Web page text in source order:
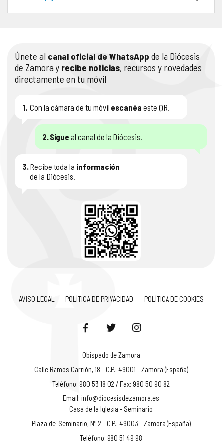
Únete al canal oficial de WhatsApp de la Diócesis
de Zamora y recibe noticias, recursos y novedades
directamente en tu móvil
1. Con la cámara de tu móvil escanéa este QR.
2.Sigue al canal de la Diócesis.
3.Recibe toda la información
de la Diócesis.
AVISO LEGAL POLÍTICA DE PRIVACIDAD POLÍTICA DE COOKIES
Obispado de Zamora
Calle Ramos Carrión, 18 - C.P.: 49001 - Zamora (España)
Teléfono: 980 53 18 02 / Fax: 980 50 90 82
Email: info@diocesisdezamora.es
Casa de la Iglesia - Seminario
Plaza del Seminario, Nº 2 - C.P.: 49003 - Zamora (España)
Teléfono: 980 51 49 98
PORTAL DE TRANSPARENCIA
APOSTOLADO SEGLAR
AUDIOS